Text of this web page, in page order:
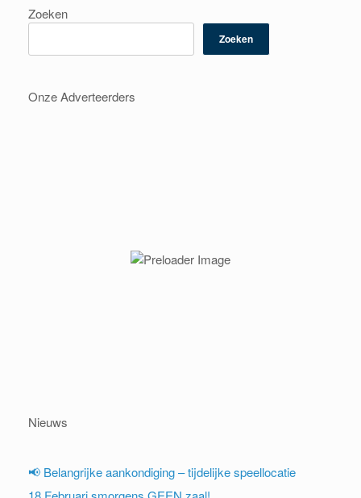
Zoeken
Zoeken
Onze Adverteerders
Nieuws
📢 Belangrijke aankondiging – tijdelijke speellocatie